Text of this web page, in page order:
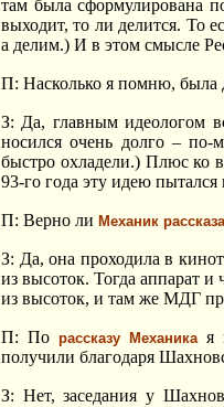
там была сформулирована
выходит, то ли делится. То
а делим.) И в этом смысле
П: Насколько я помню, была
З: Да, главным идеологом
носился очень долго – по-
быстро охладели.) Плюс ко
93-го года эту идею пытался
П: Верно ли Механик
З: Да, она проходила в
из высоток. Тогда аппарат
из высоток, и там же МДГ
П: По рассказу Механика я
получили благодаря
З: Нет, заседания у